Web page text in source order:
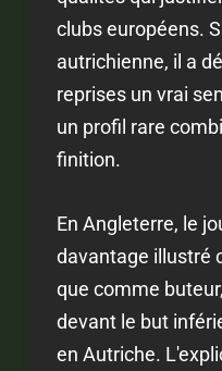
clubs européens.
autrichienne, il a
reprises un vrai
un profil rare
finition.
En Angleterre, le
davantage illustré
que comme
devant le but
en Autriche.